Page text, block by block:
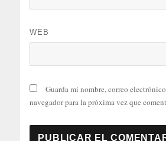
WEB
Guarda mi nombre, correo
navegador para la próxima vez que